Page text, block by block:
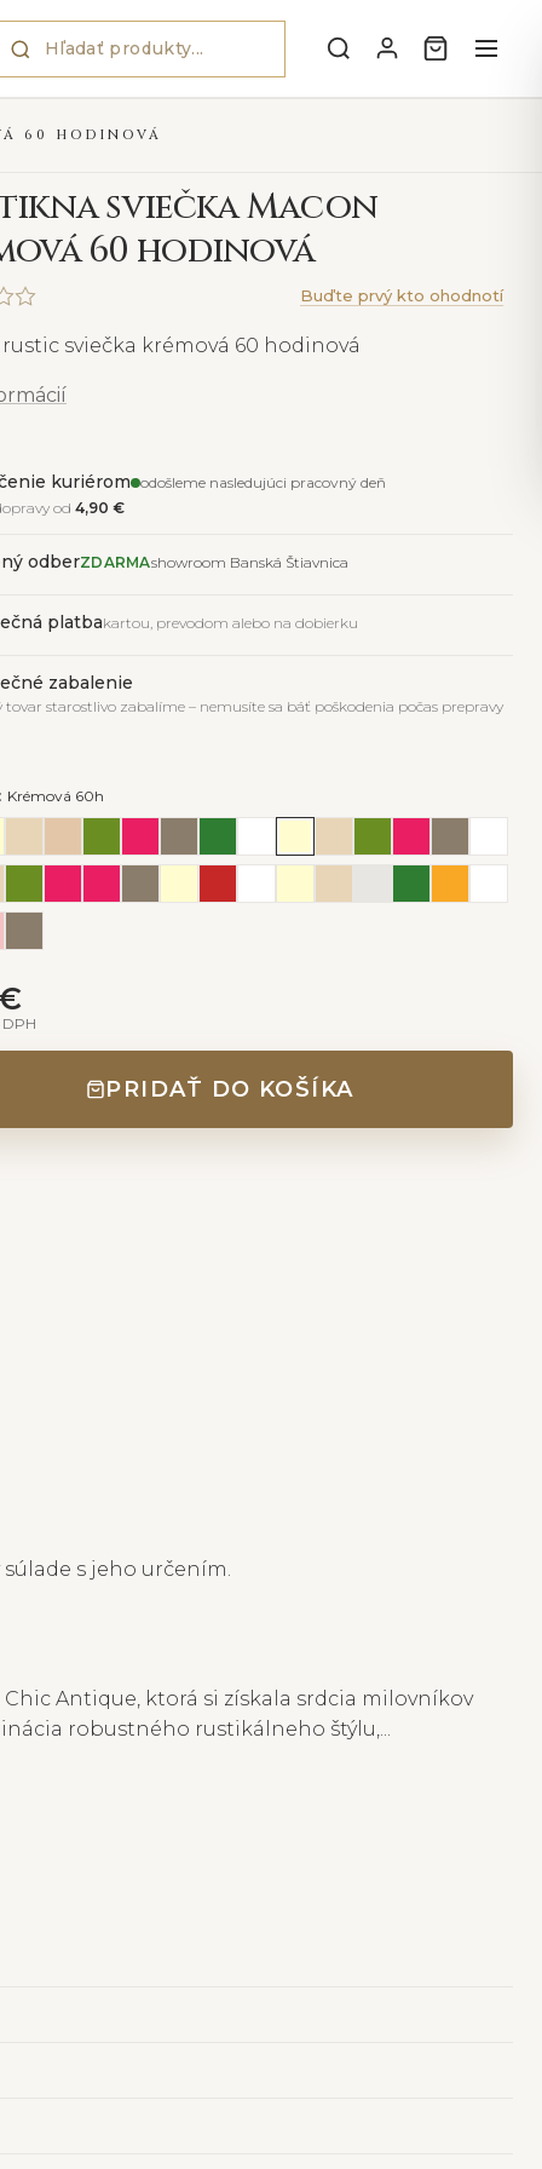
60 HODINOVÁ
sviečka Macon
60 hodinová
Buďte prvý kto ohodnotí
sviečka krémová 60 hodinová
kuriérom odošleme nasledujúci pracovný deň
od 4,90 €
odberZDARMAshowroom Banská Štiavnica
platbakartou, prevodom alebo na dobierku
zabalenie
tovar starostlivo zabalíme – nemusíte sa báť poškodenia počas prepravy
Krémová 60h
PRIDAŤ DO KOŠÍKA
s jeho určením.
Antique, ktorá si získala srdcia milovníkov
robustného rustikálneho štýlu,...